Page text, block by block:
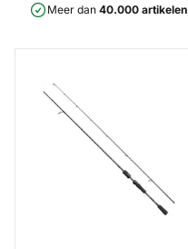
Meer dan 40.000 artikelen